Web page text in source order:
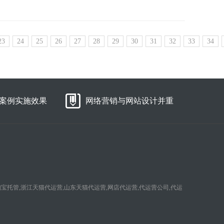
24 25 26 27 28 29 30 31 32 33
34
例实施效果 网络营销与网站设计并重
托管,浙江天猫代运营,山东天猫代运营,网店代运营,代运营公司,代运